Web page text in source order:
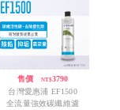
售價/ NT$3790
台灣愛惠浦 EF1500
全流量強效碳纖維濾